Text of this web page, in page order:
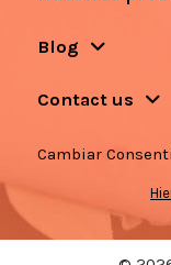
Blog
Contact us
Cambiar